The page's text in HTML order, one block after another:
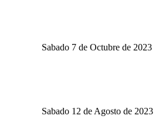
Sabado 7 de Octubre de 2023
Sabado 12 de Agosto de 2023